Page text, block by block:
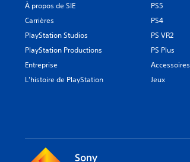
À propos de SIE
Carrières
PlayStation Studios
PlayStation Productions
Entreprise
L'histoire de PlayStation
PS5
PS4
PS VR2
PS Plus
Accessoires
Jeux